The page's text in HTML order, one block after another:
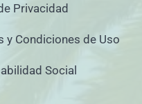
Privacidad
y Condiciones de Uso
Social